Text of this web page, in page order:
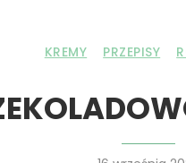
KREMY PRZEPISY